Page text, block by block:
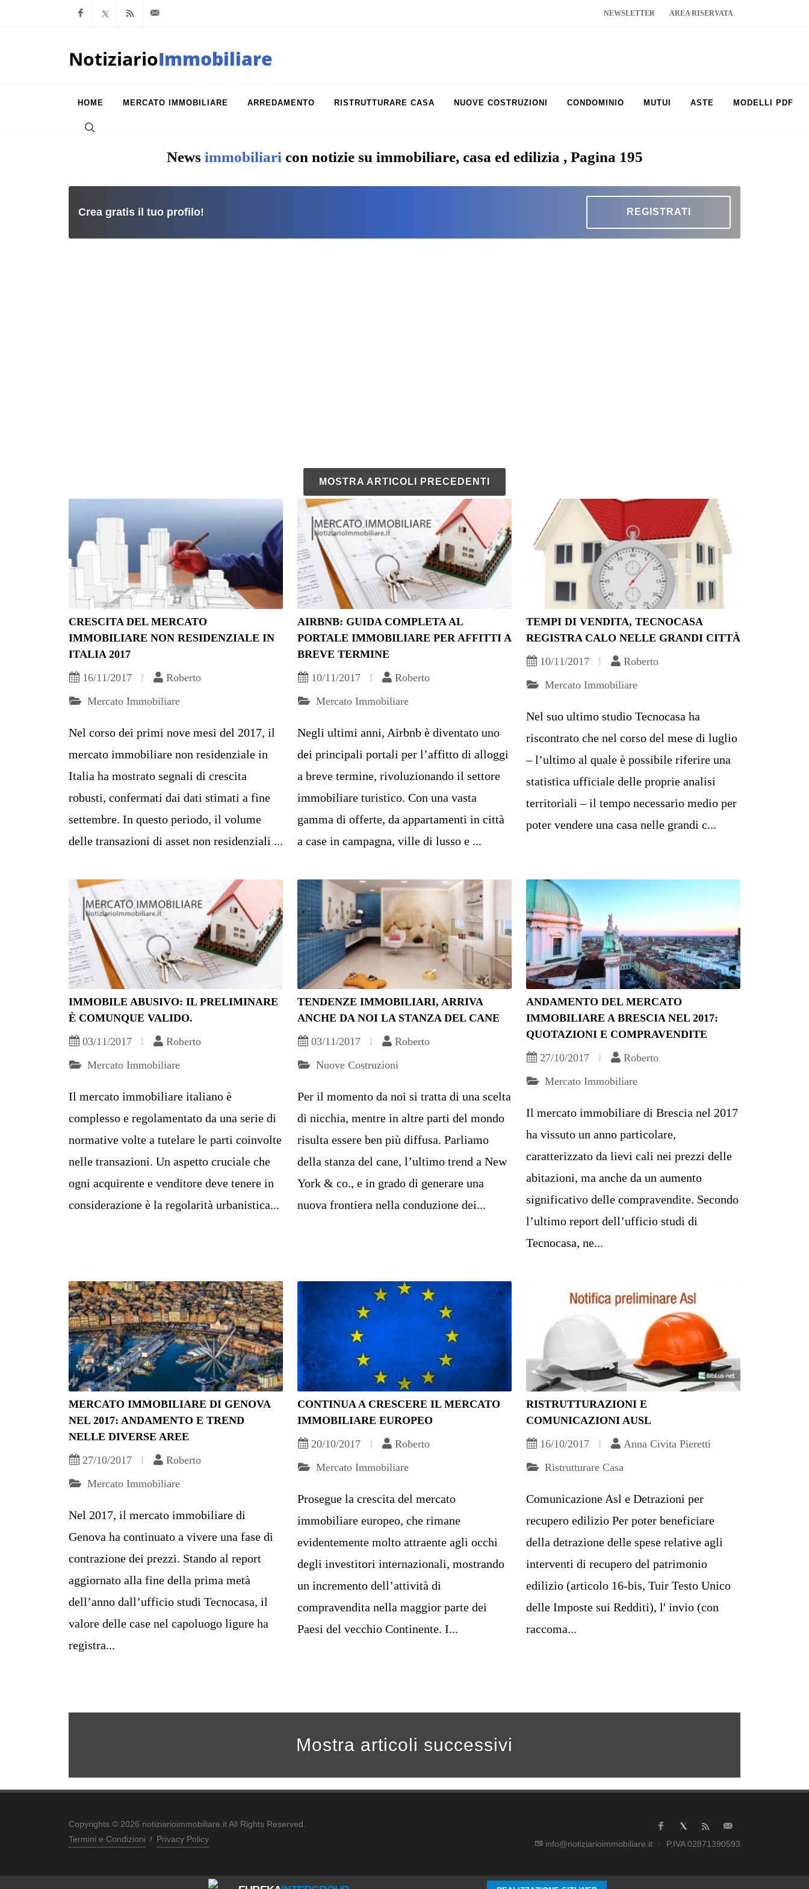
Facebook
x.com Feed RSS NEWSLETTER AREA RISERVATA
NotiziarioImmobiliare
HOME MERCATO IMMOBILIARE ARREDAMENTO RISTRUTTURARE CASA NUOVE COSTRUZIONI CONDOMINIO MUTUI ASTE MODELLI PDF
News immobiliari con notizie su immobiliare, casa ed edilizia , Pagina 195
Crea gratis il tuo profilo! REGISTRATI
MOSTRA ARTICOLI PRECEDENTI
CRESCITA DEL MERCATO
IMMOBILIARE NON RESIDENZIALE IN
ITALIA 2017
16/11/2017
Roberto
Mercato Immobiliare
Nel corso dei primi nove mesi del 2017, il
mercato immobiliare non residenziale in
Italia ha mostrato segnali di crescita
robusti, confermati dai dati stimati a fine
settembre. In questo periodo, il volume
delle transazioni di asset non residenziali ...
AIRBNB: GUIDA COMPLETA AL
PORTALE IMMOBILIARE PER AFFITTI A
BREVE TERMINE
10/11/2017
Roberto
Mercato Immobiliare
Negli ultimi anni, Airbnb è diventato uno
dei principali portali per l’affitto di alloggi
a breve termine, rivoluzionando il settore
immobiliare turistico. Con una vasta
gamma di offerte, da appartamenti in città
a case in campagna, ville di lusso e ...
TEMPI DI VENDITA, TECNOCASA
REGISTRA CALO NELLE GRANDI CITTÀ
10/11/2017
Roberto
Mercato Immobiliare
Nel suo ultimo studio Tecnocasa ha
riscontrato che nel corso del mese di luglio
– l’ultimo al quale è possibile riferire una
statistica ufficiale delle proprie analisi
territoriali – il tempo necessario medio per
poter vendere una casa nelle grandi c...
IMMOBILE ABUSIVO: IL PRELIMINARE
È COMUNQUE VALIDO.
03/11/2017
Roberto
Mercato Immobiliare
Il mercato immobiliare italiano è
complesso e regolamentato da una serie di
normative volte a tutelare le parti coinvolte
nelle transazioni. Un aspetto cruciale che
ogni acquirente e venditore deve tenere in
considerazione è la regolarità urbanistica...
TENDENZE IMMOBILIARI, ARRIVA
ANCHE DA NOI LA STANZA DEL CANE
03/11/2017
Roberto
Nuove Costruzioni
Per il momento da noi si tratta di una scelta
di nicchia, mentre in altre parti del mondo
risulta essere ben più diffusa. Parliamo
della stanza del cane, l’ultimo trend a New
York & co., e in grado di generare una
nuova frontiera nella conduzione dei...
ANDAMENTO DEL MERCATO
IMMOBILIARE A BRESCIA NEL 2017:
QUOTAZIONI E COMPRAVENDITE
27/10/2017
Roberto
Mercato Immobiliare
Il mercato immobiliare di Brescia nel 2017
ha vissuto un anno particolare,
caratterizzato da lievi cali nei prezzi delle
abitazioni, ma anche da un aumento
significativo delle compravendite. Secondo
l’ultimo report dell’ufficio studi di
Tecnocasa, ne...
MERCATO IMMOBILIARE DI GENOVA
NEL 2017: ANDAMENTO E TREND
NELLE DIVERSE AREE
27/10/2017
Roberto
Mercato Immobiliare
Nel 2017, il mercato immobiliare di
Genova ha continuato a vivere una fase di
contrazione dei prezzi. Stando al report
aggiornato alla fine della prima metà
dell’anno dall’ufficio studi Tecnocasa, il
valore delle case nel capoluogo ligure ha
registra...
CONTINUA A CRESCERE IL MERCATO
IMMOBILIARE EUROPEO
20/10/2017
Roberto
Mercato Immobiliare
Prosegue la crescita del mercato
immobiliare europeo, che rimane
evidentemente molto attraente agli occhi
degli investitori internazionali, mostrando
un incremento dell’attività di
compravendita nella maggior parte dei
Paesi del vecchio Continente. I...
RISTRUTTURAZIONI E
COMUNICAZIONI AUSL
16/10/2017
Anna Civita Pieretti
Ristrutturare Casa
Comunicazione Asl e Detrazioni per
recupero edilizio Per poter beneficiare
della detrazione delle spese relative agli
interventi di recupero del patrimonio
edilizio (articolo 16-bis, Tuir Testo Unico
delle Imposte sui Redditi), l' invio (con
raccoma...
Mostra articoli successivi
Copyrights © 2026 notiziarioimmobiliare.it All Rights Reserved.
Termini e Condizioni / Privacy Policy info@notiziarioimmobiliare.it · P.IVA 02871390593